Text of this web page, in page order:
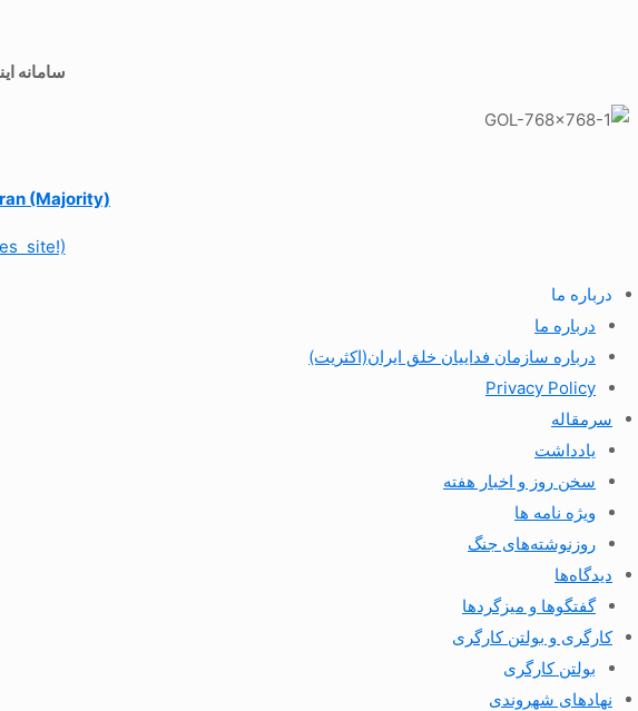
سامانه
(Majority)
site!)
درباره ما
درباره ما
درباره سازمان فداییان خلق ایران(اکثریت)
Privacy Policy
سرمقاله
یادداشت
سخن روز و اخبار هفته
ویژه نامه ها
روزنوشته‌های جنگ
دیدگاه‌ها
گفتگوها و میزگردها
کارگری و بولتن کارگری
بولتن کارگری
نهادهای شهروندی